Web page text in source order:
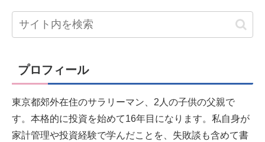
プロフィール
東京都郊外在住のサラリーマン、2人の子供の父親で
す。本格的に投資を始めて16年目になります。私自身が
家計管理や投資経験で学んだことを、失敗談も含めて書